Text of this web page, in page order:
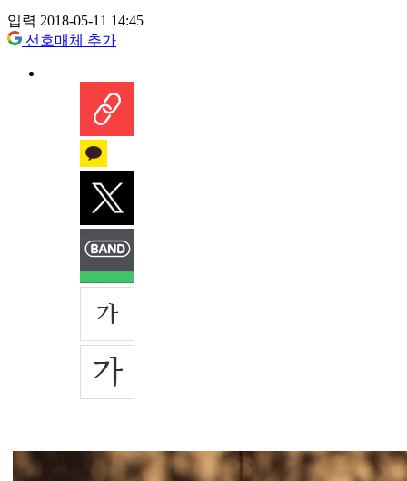
입력 2018-05-11 14:45
선호매체 추가